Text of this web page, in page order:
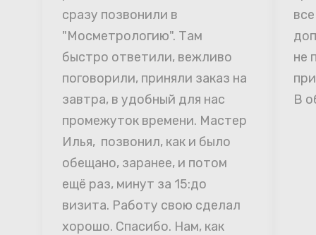
сразу позвонили в
"Мосметрологию". Там
быстро ответили, вежливо
поговорили, приняли заказ на
завтра, в удобный для нас
промежуток времени. Мастер
Илья,  позвонил, как и было
обещано, заранее, и потом
ещё раз, минут за 15:до
визита. Работу свою сделал
хорошо. Спасибо. Нам, как
не
В